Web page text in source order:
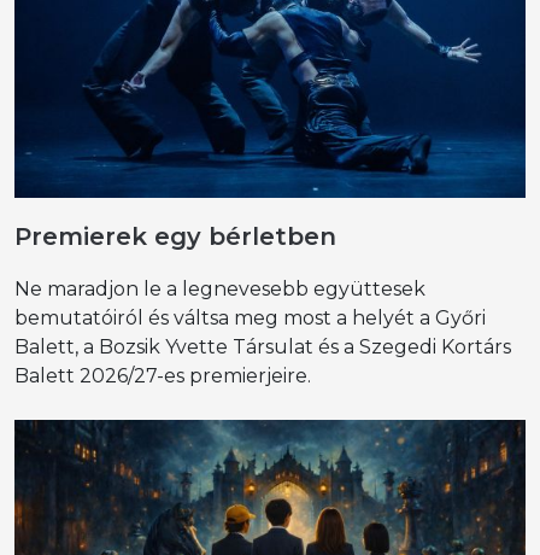
Premierek egy bérletben
Ne maradjon le a legnevesebb együttesek
bemutatóiról és váltsa meg most a helyét a Győri
Balett, a Bozsik Yvette Társulat és a Szegedi Kortárs
Balett 2026/27-es premierjeire.